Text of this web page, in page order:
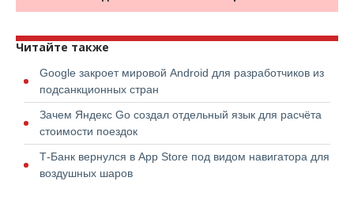
Читайте также
Google закроет мировой Android для разработчиков из
подсанкционных стран
Зачем Яндекс Go создал отдельный язык для расчёта
стоимости поездок
Т-Банк вернулся в App Store под видом навигатора для
воздушных шаров